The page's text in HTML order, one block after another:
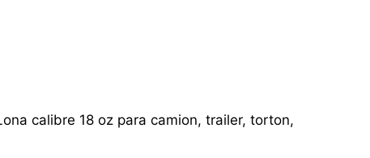
calibre 18 oz para camion, trailer, torton,